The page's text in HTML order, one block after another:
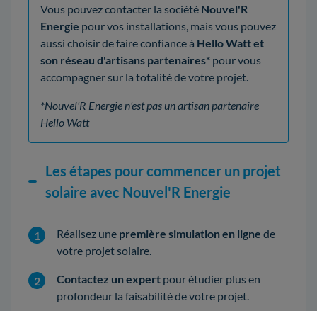
Vous pouvez contacter la société Nouvel'R
Energie pour vos installations, mais vous pouvez
aussi choisir de faire confiance à Hello Watt et
son réseau d'artisans partenaires* pour vous
accompagner sur la totalité de votre projet.
*Nouvel'R Energie n'est pas un artisan partenaire
Hello Watt
Les étapes pour commencer un projet
solaire avec Nouvel'R Energie
Réalisez une première simulation en ligne de
votre projet solaire.
Contactez un expert pour étudier plus en
profondeur la faisabilité de votre projet.